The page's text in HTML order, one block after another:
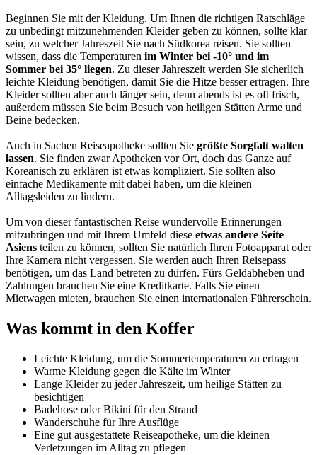
Beginnen Sie mit der Kleidung. Um Ihnen die richtigen Ratschläge
zu unbedingt mitzunehmenden Kleider geben zu können, sollte klar
sein, zu welcher Jahreszeit Sie nach Südkorea reisen. Sie sollten
wissen, dass die Temperaturen im Winter bei -10° und im
Sommer bei 35° liegen. Zu dieser Jahreszeit werden Sie sicherlich
leichte Kleidung benötigen, damit Sie die Hitze besser ertragen. Ihre
Kleider sollten aber auch länger sein, denn abends ist es oft frisch,
außerdem müssen Sie beim Besuch von heiligen Stätten Arme und
Beine bedecken.
Auch in Sachen Reiseapotheke sollten Sie größte Sorgfalt walten
lassen. Sie finden zwar Apotheken vor Ort, doch das Ganze auf
Koreanisch zu erklären ist etwas kompliziert. Sie sollten also
einfache Medikamente mit dabei haben, um die kleinen
Alltagsleiden zu lindern.
Um von dieser fantastischen Reise wundervolle Erinnerungen
mitzubringen und mit Ihrem Umfeld diese etwas andere Seite
Asiens teilen zu können, sollten Sie natürlich Ihren Fotoapparat oder
Ihre Kamera nicht vergessen. Sie werden auch Ihren Reisepass
benötigen, um das Land betreten zu dürfen. Fürs Geldabheben und
Zahlungen brauchen Sie eine Kreditkarte. Falls Sie einen
Mietwagen mieten, brauchen Sie einen internationalen Führerschein.
Was kommt in den Koffer
Leichte Kleidung, um die Sommertemperaturen zu ertragen
Warme Kleidung gegen die Kälte im Winter
Lange Kleider zu jeder Jahreszeit, um heilige Stätten zu
besichtigen
Badehose oder Bikini für den Strand
Wanderschuhe für Ihre Ausflüge
Eine gut ausgestattete Reiseapotheke, um die kleinen
Verletzungen im Alltag zu pflegen